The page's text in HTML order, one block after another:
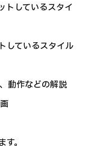
しているスタイ
しているスタイル
動作などの解説
。